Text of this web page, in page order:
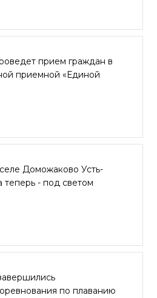
прием граждан в
приемной «Единой
Доможаково Усть-
теперь - под светом
по плаванию